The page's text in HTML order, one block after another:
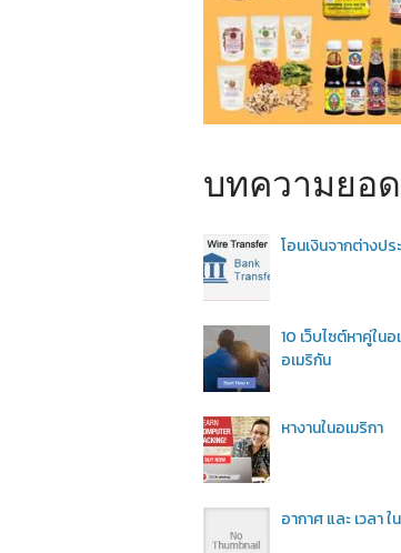
บทความยอ
โอนเงินจากต่างป
10 เว็บไซต์หาคู่ใน
อเมริกัน
หางานในอเมริกา
อากาศ และ เวลา ใ